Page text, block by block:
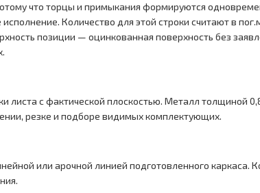
что торцы и примыкания формируются
Количество для этой строки считают в
позиции — оцинкованная поверхность без
с фактической плоскостью. Металл толщиной
резке и подборе видимых комплектующих.
или арочной линией подготовленного каркаса.